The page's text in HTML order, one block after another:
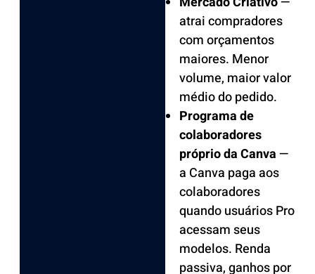
atrai compradores
com orçamentos
maiores. Menor
volume, maior valor
médio do pedido.
Programa de
colaboradores
próprio da Canva—
a Canva paga aos
colaboradores
quando usuários Pro
acessam seus
modelos. Renda
passiva, ganhos por